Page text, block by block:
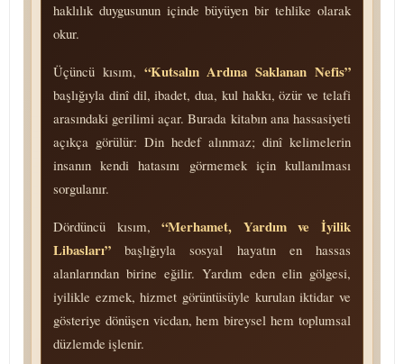
haklılık duygusunun içinde büyüyen bir tehlike olarak
okur.
Üçüncü kısım, “Kutsalın Ardına Saklanan Nefis”
başlığıyla dinî dil, ibadet, dua, kul hakkı, özür ve telafi
arasındaki gerilimi açar. Burada kitabın ana hassasiyeti
açıkça görülür: Din hedef alınmaz; dinî kelimelerin
insanın kendi hatasını görmemek için kullanılması
sorgulanır.
Dördüncü kısım,“Merhamet, Yardım ve İyilik
Libasları” başlığıyla sosyal hayatın en hassas
alanlarından birine eğilir. Yardım eden elin gölgesi,
iyilikle ezmek, hizmet görüntüsüyle kurulan iktidar ve
gösteriye dönüşen vicdan, hem bireysel hem toplumsal
düzlemde işlenir.